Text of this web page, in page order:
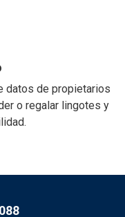
datos de propietarios
o regalar lingotes y